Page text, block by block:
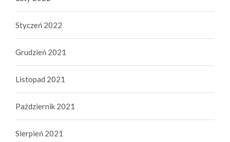
Styczeń 2022
Grudzień 2021
Listopad 2021
Październik 2021
Sierpień 2021